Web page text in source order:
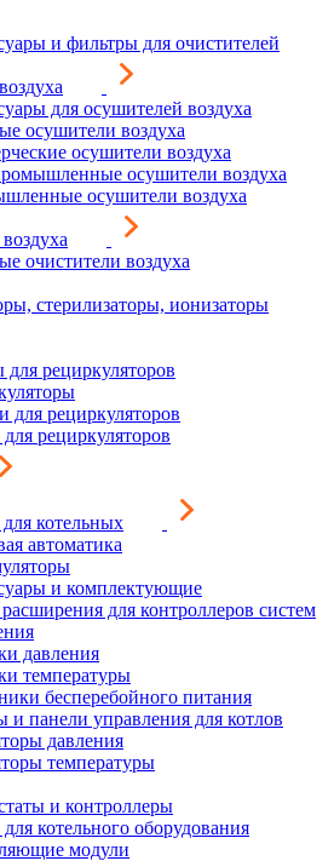
и фильтры для очистителей
для осушителей воздуха
осушители воздуха
осушители воздуха
осушители воздуха
осушители воздуха
очистители воздуха
стерилизаторы, ионизаторы
рециркуляторов
для рециркуляторов
рециркуляторов
котельных
автоматика
и комплектующие
для контроллеров систем
давления
температуры
бесперебойного питания
и панели управления для котлов
давления
температуры
и контроллеры
котельного оборудования
модули